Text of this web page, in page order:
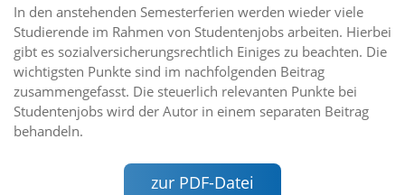
In den anstehenden Semesterferien werden wieder viele
Studierende im Rahmen von Studentenjobs arbeiten. Hierbei
gibt es sozialversicherungsrechtlich Einiges zu beachten. Die
wichtigsten Punkte sind im nachfolgenden Beitrag
zusammengefasst. Die steuerlich relevanten Punkte bei
Studentenjobs wird der Autor in einem separaten Beitrag
behandeln.
zur PDF-Datei